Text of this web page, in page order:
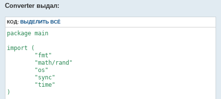
    // True if consumer should wait
    // false if producer should wait for
    // consumer to retrieve message.
    private boolean empty = true;
    public synchronized String take() {
        // Wait until message is
        // available.
        while (empty) {
            try {
                wait();
            } catch (InterruptedException e) {}
Converter выдал:
КОД: ВЫДЕЛИТЬ ВСЁ
package main
import (
)